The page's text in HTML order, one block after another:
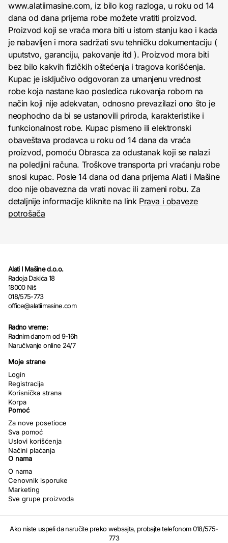
www.alatiimasine.com, iz bilo kog razloga, u roku od 14
dana od dana prijema robe možete vratiti proizvod.
Proizvod koji se vraća mora biti u istom stanju kao i kada
je nabavljen i mora sadržati svu tehničku dokumentaciju (
uputstvo, garanciju, pakovanje itd ). Proizvod mora biti
bez bilo kakvih fizičkih oštećenja i tragova korišćenja.
Kupac je isključivo odgovoran za umanjenu vrednost
robe koja nastane kao posledica rukovanja robom na
način koji nije adekvatan, odnosno prevazilazi ono što je
neophodno da bi se ustanovili priroda, karakteristike i
funkcionalnost robe. Kupac pismeno ili elektronski
obaveštava prodavca u roku od 14 dana da vraća
proizvod, pomoću Obrasca za odustanak koji se nalazi
na poledjini računa. Troškove transporta pri vraćanju robe
snosi kupac. Posle 14 dana od dana prijema Alati i Mašine
doo nije obavezna da vrati novac ili zameni robu. Za
detaljnije informacije kliknite na link Prava i obaveze
potrošača
Alati I Mašine d.o.o.
Radoja Dakića 18
18000 Niš
018/575-773
office@alatiimasine.com
Radno vreme:
Radnim danom od 9-16h
Naručivanje online 24/7
Moje strane
Login
Registracija
Korisnička strana
Korpa
Pomoć
Za nove posetioce
Sva pomoć
Uslovi korišćenja
Načini plaćanja
O nama
O nama
Cenovnik isporuke
Marketing
Sve grupe proizvoda
Ako niste uspeli da naručite preko websajta, probajte telefonom 018/575-
773